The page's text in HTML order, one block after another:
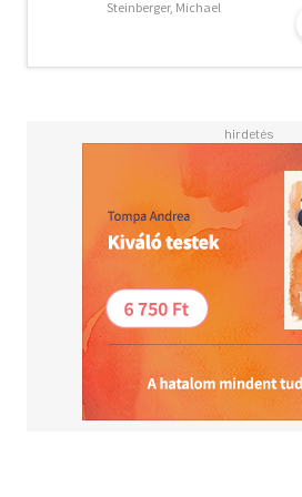
there was a cost to such success.
embroiled in accusations of
engineers could access Americans'
her location.<BR><BR>Based on
internal documents, leaked
whistle-blowers inside the
Planet reveals how TikTok became
superpowers, desperate to survive.
your attention became the world's
dangerous -
about power, control and the
we see online' - Parmy Olson,
Supremacy: AI, ChatGPT and the
the World
Steinberger, Michael